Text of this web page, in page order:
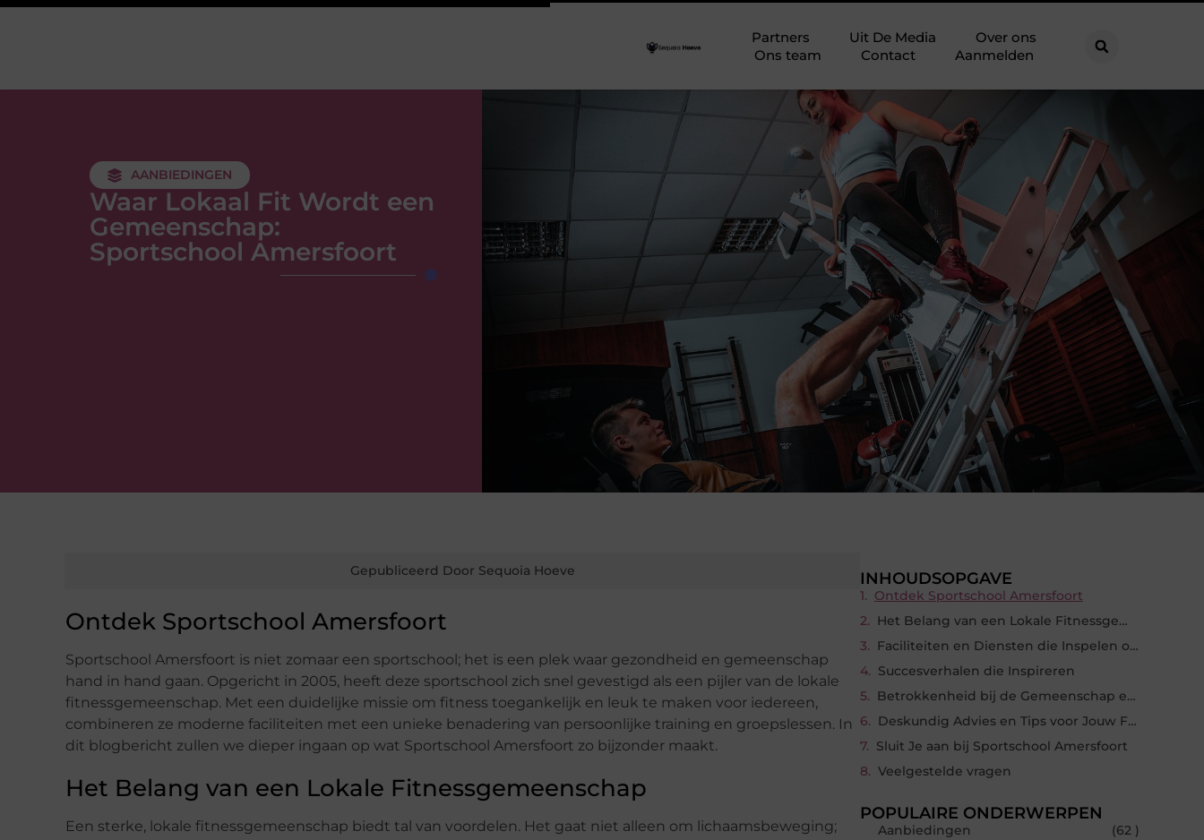
Partners Uit De Media
Over ons
Ons team
Contact Aanmelden
AANBIEDINGEN
Waar Lokaal Fit Wordt een
Gemeenschap:
Sportschool Amersfoort
Gepubliceerd Door Sequoia Hoeve
Ontdek Sportschool Amersfoort
Sportschool Amersfoort is niet zomaar een sportschool; het is een plek waar gezondheid en gemeenschap
hand in hand gaan. Opgericht in 2005, heeft deze sportschool zich snel gevestigd als een pijler van de lokale
fitnessgemeenschap. Met een duidelijke missie om fitness toegankelijk en leuk te maken voor iedereen,
combineren ze moderne faciliteiten met een unieke benadering van persoonlijke training en groepslessen. In
dit blogbericht zullen we dieper ingaan op wat Sportschool Amersfoort zo bijzonder maakt.
Het Belang van een Lokale Fitnessgemeenschap
Een sterke, lokale fitnessgemeenschap biedt tal van voordelen. Het gaat niet alleen om lichaamsbeweging;
INHOUDSOPGAVE
Ontdek Sportschool Amersfoort
Het Belang van een Lokale Fitnessgemeenschap
Faciliteiten en Diensten die Inspelen op Jouw Behoeften
Succesverhalen die Inspireren
Betrokkenheid bij de Gemeenschap en Evenementen
Deskundig Advies en Tips voor Jouw Fitnessreis
Sluit Je aan bij Sportschool Amersfoort
Veelgestelde vragen
POPULAIRE ONDERWERPEN
Aanbiedingen
(62 )